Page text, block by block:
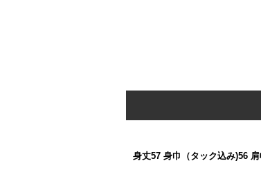
身丈57 身巾（タック込み)56